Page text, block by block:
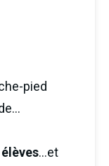
pied
...et